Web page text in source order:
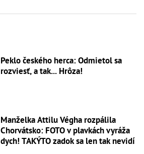
Peklo českého herca: Odmietol sa
rozviesť, a tak... Hrôza!
Manželka Attilu Végha rozpálila
Chorvátsko: FOTO v plavkách vyráža
dych! TAKÝTO zadok sa len tak nevidí